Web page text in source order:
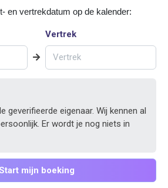
en vertrekdatum op de kalender:
Vertrek
geverifieerde eigenaar. Wij kennen al
Er wordt je nog niets in
mijn boeking